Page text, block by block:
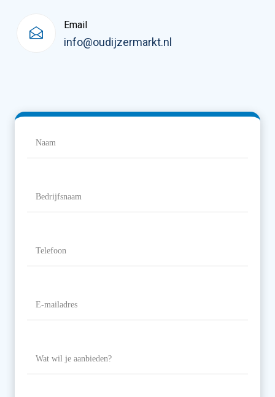
Email
info@oudijzermarkt.nl
Naam
Bedrijfsnaam
Telefoon
Wat